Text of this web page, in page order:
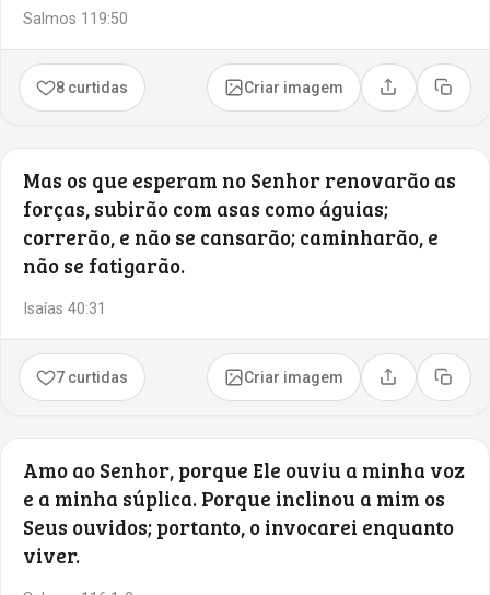
Salmos 119:50
8 curtidas Criar imagem Compartilhar
Copiar
Mas os que esperam no Senhor renovarão as
forças, subirão com asas como águias;
correrão, e não se cansarão; caminharão, e
não se fatigarão.
Isaías 40:31
7 curtidas Criar imagem Compartilhar
Copiar
Amo ao Senhor, porque Ele ouviu a minha voz
e a minha súplica. Porque inclinou a mim os
Seus ouvidos; portanto, o invocarei enquanto
viver.